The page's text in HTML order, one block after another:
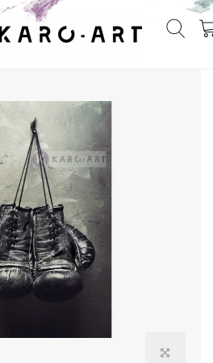
- Oude bokshandschoenen